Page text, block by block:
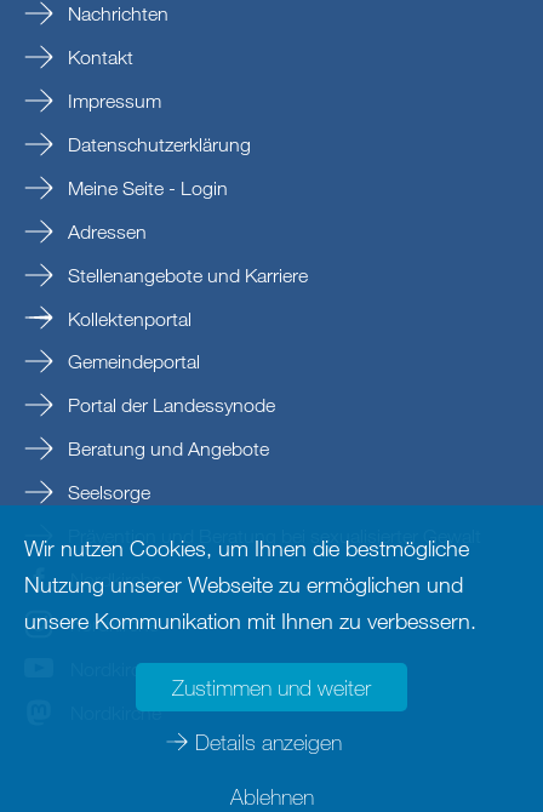
Nachrichten
Kontakt
Impressum
Datenschutzerklärung
Meine Seite - Login
Adressen
Stellenangebote und Karriere
Kollektenportal
Gemeindeportal
Portal der Landessynode
Beratung und Angebote
Seelsorge
Prävention und Beratung bei sexualisierter Gewalt
Nordkirche
nordkirche
Nordkirche
Nordkirche
Wir nutzen Cookies, um Ihnen die bestmögliche
Nutzung unserer Webseite zu ermöglichen und
unsere Kommunikation mit Ihnen zu verbessern.
Zustimmen und weiter
Details anzeigen
Ablehnen